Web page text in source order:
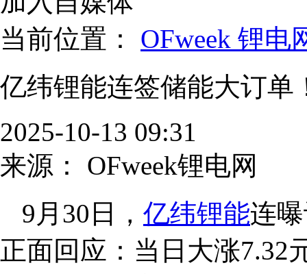
当前位置： OFweek 锂电
亿纬锂能连签储能大订单
2025-10-13 09:31
来源：
OFweek锂电网
9月30日， 亿纬锂能连
正面回应：当日大涨7.32